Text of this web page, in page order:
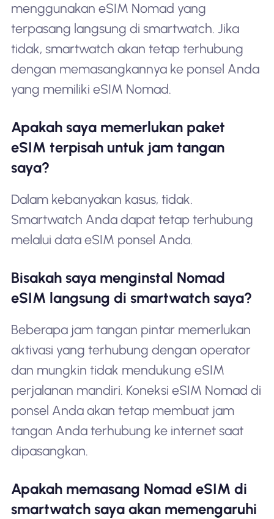
menggunakan eSIM Nomad yang
terpasang langsung di smartwatch. Jika
tidak, smartwatch akan tetap terhubung
dengan memasangkannya ke ponsel Anda
yang memiliki eSIM Nomad.
Apakah saya memerlukan paket
eSIM terpisah untuk jam tangan
saya?
Dalam kebanyakan kasus, tidak.
Smartwatch Anda dapat tetap terhubung
melalui data eSIM ponsel Anda.
Bisakah saya menginstal Nomad
eSIM langsung di smartwatch saya?
Beberapa jam tangan pintar memerlukan
aktivasi yang terhubung dengan operator
dan mungkin tidak mendukung eSIM
perjalanan mandiri. Koneksi eSIM Nomad di
ponsel Anda akan tetap membuat jam
tangan Anda terhubung ke internet saat
dipasangkan.
Apakah memasang Nomad eSIM di
smartwatch saya akan memengaruhi